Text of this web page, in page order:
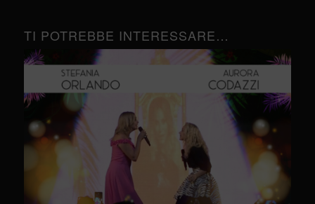
TI POTREBBE INTERESSARE…